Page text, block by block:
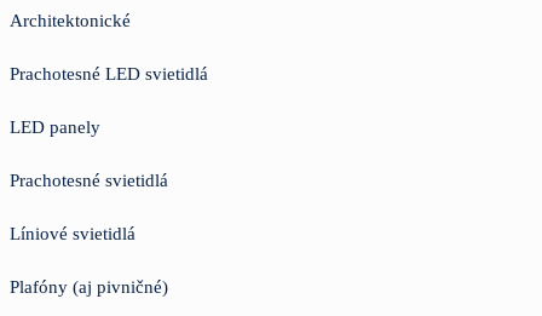
Architektonické
Prachotesné LED svietidlá
LED panely
Prachotesné svietidlá
Líniové svietidlá
Plafóny (aj pivničné)